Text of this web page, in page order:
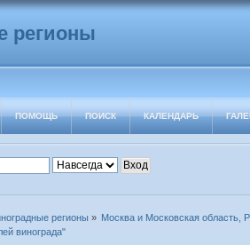
ПОМОЩЬ ПОИСК КАЛЕНДАРЬ
регионы » Москва и Московская область,
винограда"